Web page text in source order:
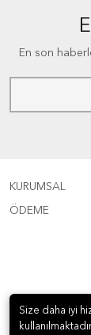
En son
KURUMSAL
ÖDEME
Size daha iyi